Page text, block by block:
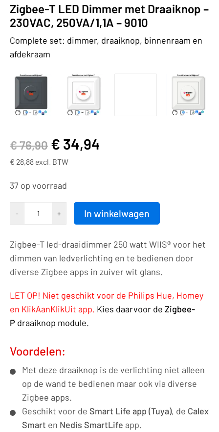
Zigbee-T LED Dimmer met Draaiknop –
230VAC, 250VA/1,1A – 9010
Complete set: dimmer, draaiknop, binnenraam en
afdekraam
€76,90 € 34,94
€ 28,88 excl. BTW
37 op voorraad
- +
Draaiknop
|
T
|
led-
dimmer
230VAC
250VA/1,1A
9010
aantal
In winkelwagen
Zigbee-T led-draaidimmer 250 watt WIIS® voor het
dimmen van ledverlichting en te bedienen door
diverse Zigbee apps in zuiver wit glans.
LET OP! Niet geschikt voor de Philips Hue, Homey
en KlikAanKlikUit app. Kies daarvoor de Zigbee-
P draaiknop module.
Voordelen:
Met deze draaiknop is de verlichting niet alleen
op de wand te bedienen maar ook via diverse
Zigbee apps.
Geschikt voor de Smart Life app (Tuya), de Calex
Smart en Nedis SmartLife app.